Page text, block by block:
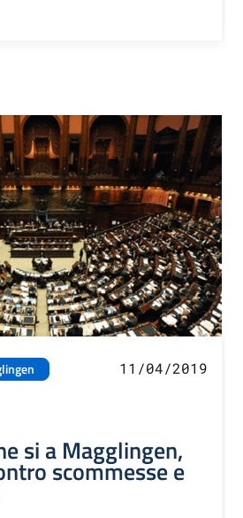
11/04/2019
si a Magglingen,
scommesse e